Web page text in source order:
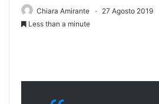
Chiara Amirante 27 Agosto 2019
Less than a minute